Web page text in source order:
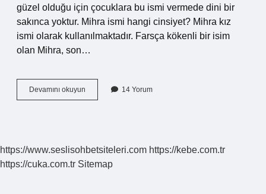
güzel olduğu için çocuklara bu ismi vermede dini bir
sakınca yoktur. Mihra ismi hangi cinsiyet? Mihra kız
ismi olarak kullanılmaktadır. Farsça kökenli bir isim
olan Mihra, son…
Devamını okuyun
Ismini
14 Yorum
https://www.seslisohbetsiteleri.com https://kebe.com.tr
https://cuka.com.tr Sitemap